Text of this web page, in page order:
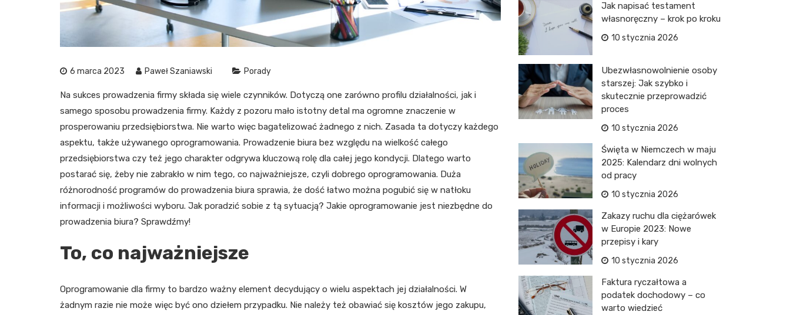
6 marca 2023 Paweł Szaniawski Porady
Na sukces prowadzenia firmy składa się wiele czynników. Dotyczą one zarówno profilu działalności, jak i
samego sposobu prowadzenia firmy. Każdy z pozoru mało istotny detal ma ogromne znaczenie w
prosperowaniu przedsiębiorstwa. Nie warto więc bagatelizować żadnego z nich. Zasada ta dotyczy każdego
aspektu, także używanego oprogramowania. Prowadzenie biura bez względu na wielkość całego
przedsiębiorstwa czy też jego charakter odgrywa kluczową rolę dla całej jego kondycji. Dlatego warto
postarać się, żeby nie zabrakło w nim tego, co najważniejsze, czyli dobrego oprogramowania. Duża
różnorodność programów do prowadzenia biura sprawia, że dość łatwo można pogubić się w natłoku
informacji i możliwości wyboru. Jak poradzić sobie z tą sytuacją? Jakie oprogramowanie jest niezbędne do
prowadzenia biura? Sprawdźmy!
To, co najważniejsze
Oprogramowanie dla firmy to bardzo ważny element decydujący o wielu aspektach jej działalności. W
żadnym razie nie może więc być ono dziełem przypadku. Nie należy też obawiać się kosztów jego zakupu,
Jak napisać testament
własnoręczny – krok po kroku
10 stycznia 2026
Ubezwłasnowolnienie osoby
starszej: Jak szybko i
skutecznie przeprowadzić
proces
10 stycznia 2026
Święta w Niemczech w maju
2025: Kalendarz dni wolnych
od pracy
10 stycznia 2026
Zakazy ruchu dla ciężarówek
w Europie 2023: Nowe
przepisy i kary
10 stycznia 2026
Faktura ryczałtowa a
podatek dochodowy – co
warto wiedzieć